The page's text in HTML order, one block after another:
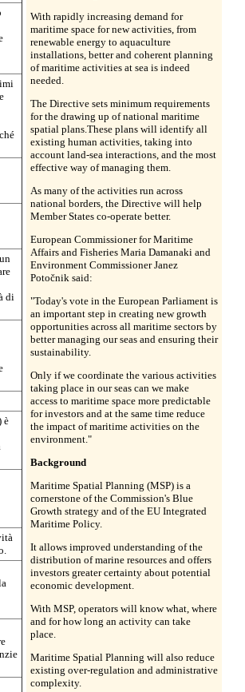
di
è
With rapidly increasing demand for
maritime space for new activities, from
renewable energy to aquaculture
installations, better and coherent planning
of maritime activities at sea is indeed
needed.
The Directive sets minimum requirements
for the drawing up of national maritime
spatial plans.These plans will identify all
existing human activities, taking into
account land-sea interactions, and the most
effective way of managing them.
As many of the activities run across
national borders, the Directive will help
Member States co-operate better.
European Commissioner for Maritime
Affairs and Fisheries Maria Damanaki and
Environment Commissioner Janez
Potočnik said:
"Today's vote in the European Parliament is
an important step in creating new growth
opportunities across all maritime sectors by
better managing our seas and ensuring their
sustainability.
Only if we coordinate the various activities
taking place in our seas can we make
access to maritime space more predictable
for investors and at the same time reduce
the impact of maritime activities on the
environment."
Background
Maritime Spatial Planning (MSP) is a
cornerstone of the Commission's Blue
Growth strategy and of the EU Integrated
Maritime Policy.
It allows improved understanding of the
distribution of marine resources and offers
investors greater certainty about potential
economic development.
With MSP, operators will know what, where
and for how long an activity can take
place.
Maritime Spatial Planning will also reduce
existing over-regulation and administrative
complexity.